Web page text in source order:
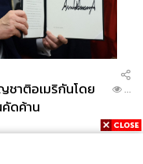
ชาติอเมริกันโดย
ดค้าน
...